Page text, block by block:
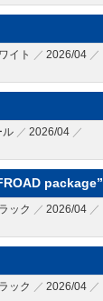
イト
2026/04
ル
2026/04
package”
ック
2026/04
ック
2026/04